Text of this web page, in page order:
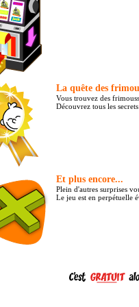
La quête des
Vous trouvez des
Découvrez tous les
Et plus encore...
Plein d'autres surprises
Le jeu est en perpétuelle